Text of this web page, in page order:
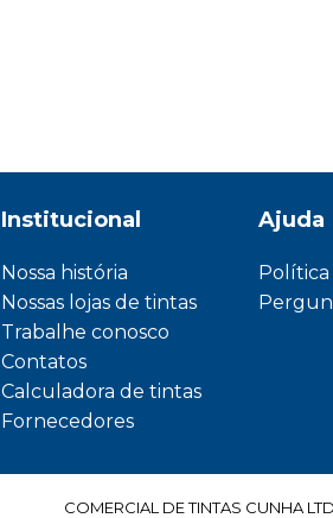
Institucional
Nossa história
Nossas lojas de tintas
Trabalhe conosco
Contatos
Calculadora de tintas
Fornecedores
Ajuda
COMERCIAL DE TINTAS CUNHA